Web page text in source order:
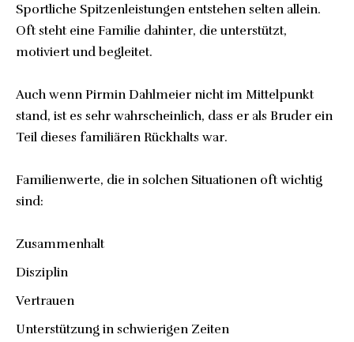
Sportliche Spitzenleistungen entstehen selten allein.
Oft steht eine Familie dahinter, die unterstützt,
motiviert und begleitet.
Auch wenn Pirmin Dahlmeier nicht im Mittelpunkt
stand, ist es sehr wahrscheinlich, dass er als Bruder ein
Teil dieses familiären Rückhalts war.
Familienwerte, die in solchen Situationen oft wichtig
sind:
Zusammenhalt
Disziplin
Vertrauen
Unterstützung in schwierigen Zeiten